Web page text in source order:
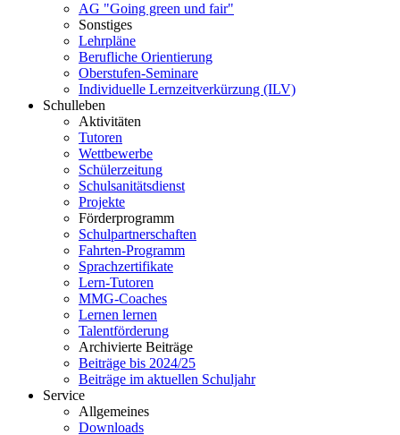
AG "Going green und fair"
Sonstiges
Lehrpläne
Berufliche Orientierung
Oberstufen-Seminare
Individuelle Lernzeitverkürzung (ILV)
Schulleben
Aktivitäten
Tutoren
Wettbewerbe
Schülerzeitung
Schulsanitätsdienst
Projekte
Förderprogramm
Schulpartnerschaften
Fahrten-Programm
Sprachzertifikate
Lern-Tutoren
MMG-Coaches
Lernen lernen
Talentförderung
Archivierte Beiträge
Beiträge bis 2024/25
Beiträge im aktuellen Schuljahr
Service
Allgemeines
Downloads